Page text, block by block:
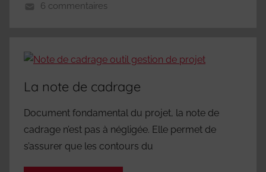
6 commentaires
La note de cadrage
Document fondamental du projet, la note de
cadrage n’est pas à négligée. Elle permet de
s’assurer que les contours du